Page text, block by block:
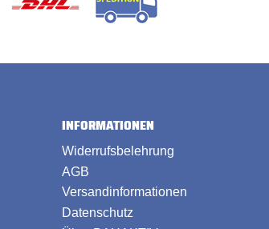
INFORMATIONEN
Widerrufsbelehrung
AGB
Versandinformationen
Datenschutz